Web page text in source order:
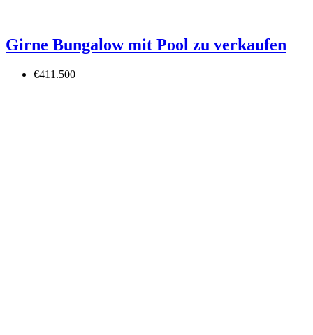
Girne Bungalow mit Pool zu verkaufen
€411.500